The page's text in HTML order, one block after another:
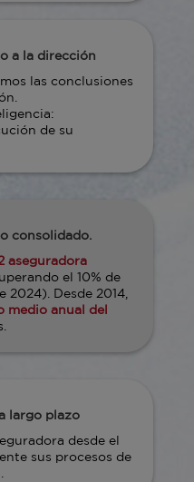
a la dirección
las conclusiones
de su
consolidado.
aseguradora
el 10% de
Desde 2014,
medio anual del
largo plazo
desde el
sus procesos de